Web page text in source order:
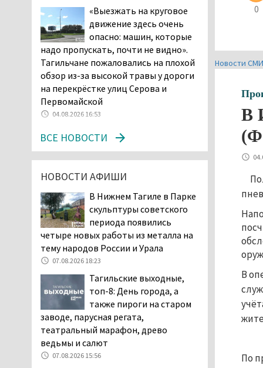
0
Новости
В
В
По
В Детской городской
больнице № 3 Нижнего
Тагила опровергли
обвинения родителей, которые
заявили, что их дочь в палате
покусала бельевая вошь
06.08.2026 13:02
В Нижнем Тагиле на три
дня запретят
06.08.2026 11:41
«Я уверен, это бельевая
вошь». Родители 10-
летней девочки
пожаловались на кровососущих
паразитов, которые искусали их
ребёнка в детской больнице
Нижнего Тагила
05.08.2026 17:59
Директора уральского
предприятия по
производству дронов
«Упырь» подорвали в автомобиле
под Екатеринбургом
05.08.2026 17:05
Эксперты назвали
причины массового мора
«Выезжать на круговое
движение здесь очень
опасно: машин, которые
надо пропускать, почти не видно».
Тагильчане пожаловались на плохой
обзор из-за высокой травы у дороги
на перекрёстке улиц Серова и
Первомайской
04.08.2026 16:53
ВСЕ НОВОСТИ
НОВОСТИ АФИШИ
В Нижнем Тагиле в Парке
скульптуры советского
периода появились
четыре новых работы из металла на
тему народов России и Урала
07.08.2026 18:23
Тагильские выходные,
топ-8: День города, а
также пироги на старом
заводе, парусная регата,
театральный марафон, древо
ведьмы и салют
07.08.2026 15:56